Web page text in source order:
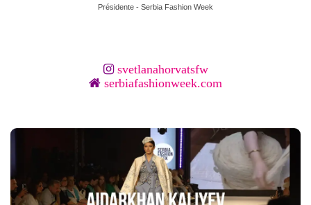
Présidente - Serbia Fashion Week
svetlanahorvatsfw
serbiafashionweek.com